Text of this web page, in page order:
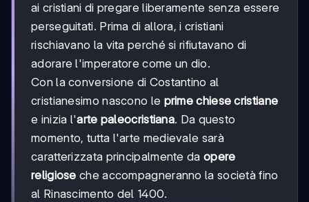
ai cristiani di pregare liberamente senza essere
perseguitati. Prima di allora, i cristiani
rischiavano la vita perché si rifiutavano di
adorare l'imperatore come un dio.
Con la conversione di Costantino al
cristianesimo nascono le prime chiese cristiane
e inizia l'arte paleocristiana. Da questo
momento, tutta l'arte medievale sarà
caratterizzata principalmente da opere
religiose che accompagneranno la società fino
al Rinascimento del 1400.